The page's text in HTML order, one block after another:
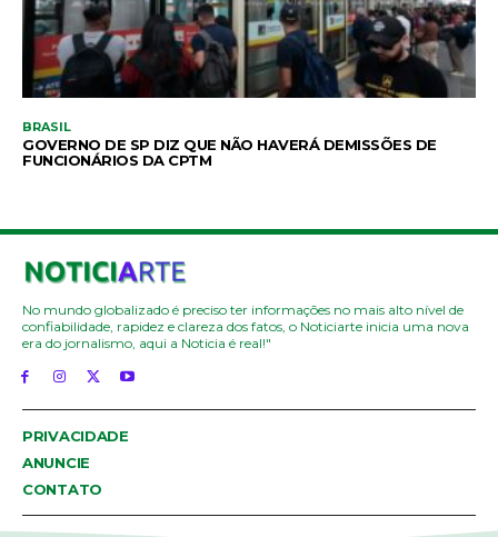
BRASIL
GOVERNO DE SP DIZ QUE NÃO HAVERÁ DEMISSÕES DE
FUNCIONÁRIOS DA CPTM
No mundo globalizado é preciso ter informações no mais alto nível de
confiabilidade, rapidez e clareza dos fatos, o Noticiarte inicia uma nova
era do jornalismo, aqui a Noticia é real!"
PRIVACIDADE
ANUNCIE
CONTATO